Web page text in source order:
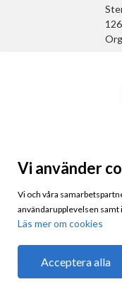
Vi använder
Vi och våra
användarupplevelsen
Läs mer om cookies
Acceptera alla